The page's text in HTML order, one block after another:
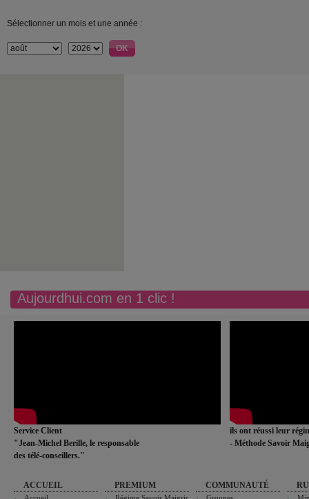
Sélectionner un mois et une année :
Aujourdhui.com en 1 clic !
Service Client
"Jean-Michel Berille, le responsable
des télé-conseillers."
ils ont réussi leur
- Méthode Savoir
ACCUEIL PREMIUM COMMUNAUTÉ